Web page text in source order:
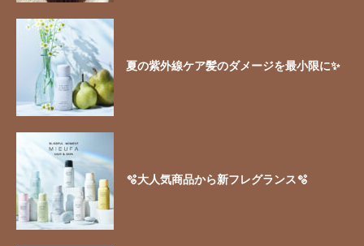
夏の紫外線ケア髪のダメージを最小限に✨
🫧大人気商品から新フレグランス🫧